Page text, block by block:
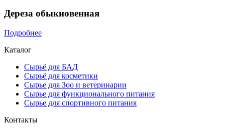
Дереза обыкновенная
Подробнее
Каталог
Сырьё для БАД
Сырьё для косметики
Сырье для Зоо и ветеринарии
Сырье для функционального питания
Сырье для спортивного питания
Контакты